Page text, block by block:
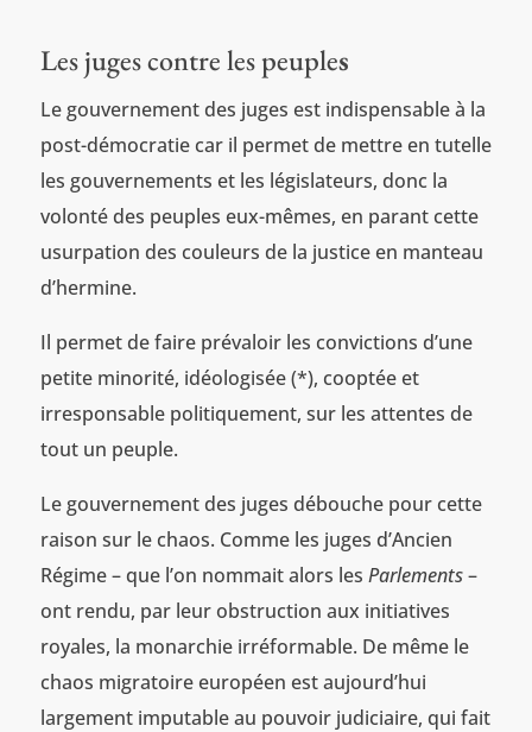
Les juges contre les peuples
Le gouvernement des juges est indispensable à la
post-démocratie car il permet de mettre en tutelle
les gouvernements et les législateurs, donc la
volonté des peuples eux-mêmes, en parant cette
usurpation des couleurs de la justice en manteau
d’hermine.
Il permet de faire prévaloir les convictions d’une
petite minorité, idéologisée (*), cooptée et
irresponsable politiquement, sur les attentes de
tout un peuple.
Le gouvernement des juges débouche pour cette
raison sur le chaos. Comme les juges d’Ancien
Régime – que l’on nommait alors les Parlements–
ont rendu, par leur obstruction aux initiatives
royales, la monarchie irréformable. De même le
chaos migratoire européen est aujourd’hui
largement imputable au pouvoir judiciaire, qui fait